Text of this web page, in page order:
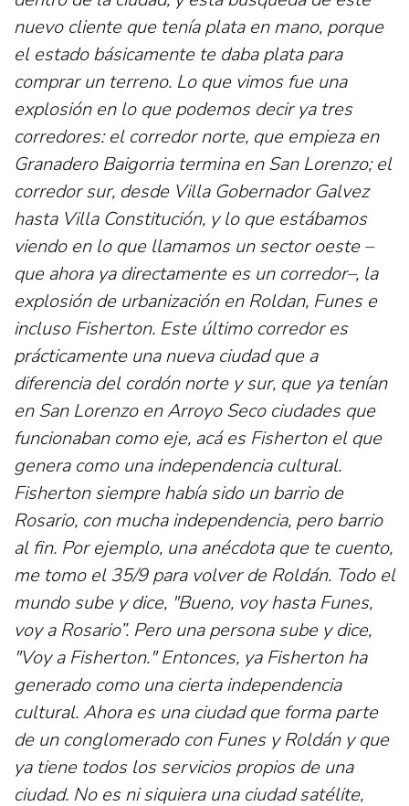
nuevo cliente que tenía plata en mano, porque
el estado básicamente te daba plata para
comprar un terreno. Lo que vimos fue una
explosión en lo que podemos decir ya tres
corredores: el corredor norte, que empieza en
Granadero Baigorria termina en San Lorenzo; el
corredor sur, desde Villa Gobernador Galvez
hasta Villa Constitución, y lo que estábamos
viendo en lo que llamamos un sector oeste –
que ahora ya directamente es un corredor–, la
explosión de urbanización en Roldan, Funes e
incluso Fisherton. Este último corredor es
prácticamente una nueva ciudad que a
diferencia del cordón norte y sur, que ya tenían
en San Lorenzo en Arroyo Seco ciudades que
funcionaban como eje, acá es Fisherton el que
genera como una independencia cultural.
Fisherton siempre había sido un barrio de
Rosario, con mucha independencia, pero barrio
al fin. Por ejemplo, una anécdota que te cuento,
me tomo el 35/9 para volver de Roldán. Todo el
mundo sube y dice, "Bueno, voy hasta Funes,
voy a Rosario”. Pero una persona sube y dice,
"Voy a Fisherton." Entonces, ya Fisherton ha
generado como una cierta independencia
cultural. Ahora es una ciudad que forma parte
de un conglomerado con Funes y Roldán y que
ya tiene todos los servicios propios de una
ciudad. No es ni siquiera una ciudad satélite,